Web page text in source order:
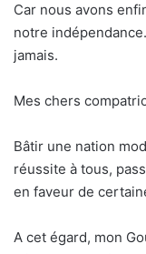
Car nous avons
notre
jamais.
Mes chers
Bâtir une nation
réussite à tous,
en faveur de
A cet égard, mon